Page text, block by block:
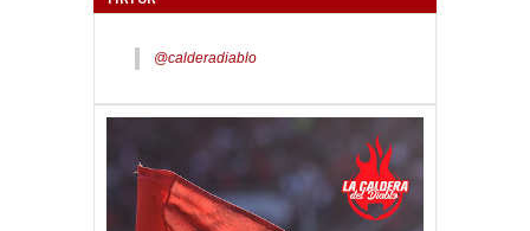
@calderadiablo